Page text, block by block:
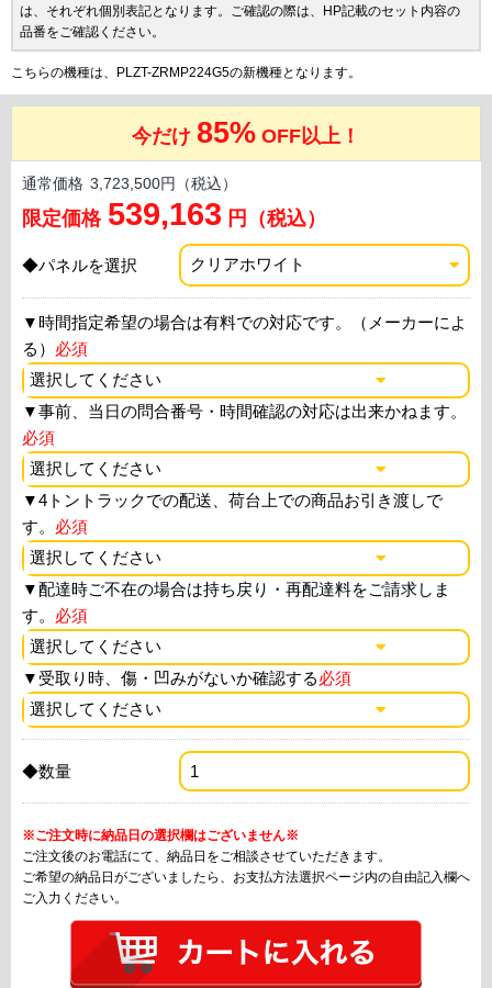
は、それぞれ個別表記となります。ご確認の際は、HP記載のセット内容の
品番をご確認ください。
こちらの機種は、PLZT-ZRMP224G5の新機種となります。
今だけ 85% OFF以上！
通常価格 3,723,500円（税込）
限定価格 539,163 円（税込）
◆パネルを選択
▼時間指定希望の場合は有料での対応です。（メーカーによ
る） 必須
▼事前、当日の問合番号・時間確認の対応は出来かねます。
必須
▼4トントラックでの配送、荷台上での商品お引き渡しで
す。 必須
▼配達時ご不在の場合は持ち戻り・再配達料をご請求しま
す。 必須
▼ 受取り時、傷・凹みがないか確認する必須
◆数量
※ご注文時に納品日の選択欄はございません※
ご注文後のお電話にて、納品日をご相談させていただきます。
ご希望の納品日がございましたら、お支払方法選択ページ内の自由記入欄へ
ご入力ください。